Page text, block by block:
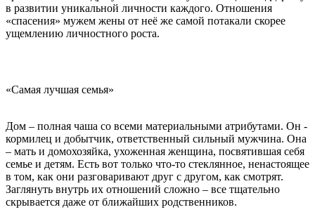
в развитии уникальной личности каждого. Отношения
«спасения» мужем жены от неё же самой потакали скорее
ущемлению личностного роста.
«Самая лучшая семья»
Дом – полная чаша со всеми материальными атрибутами. Он -
кормилец и добытчик, ответственный сильный мужчина. Она
– мать и домохозяйка, ухоженная женщина, посвятившая себя
семье и детям. Есть вот только что-то стеклянное, ненастоящее
в том, как они разговаривают друг с другом, как смотрят.
Заглянуть внутрь их отношений сложно – все тщательно
скрывается даже от ближайших родственников.